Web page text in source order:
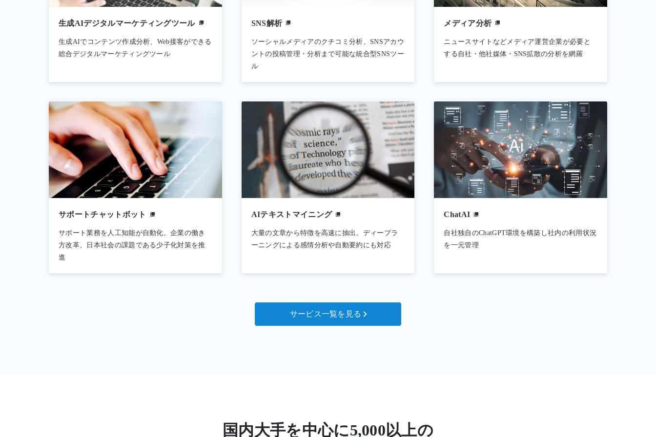
生成AIデジタルマーケティングツール
生成AIでコンテンツ作成分析、Web接客ができる
総合デジタルマーケティングツール
SNS解析
ソーシャルメディアのクチコミ分析、SNSアカウ
ントの投稿管理・分析まで可能な統合型SNSツー
ル
メディア分析
ニュースサイトなどメディア運営企業が必要と
する自社・他社媒体・SNS拡散の分析を網羅
サポートチャットボット
サポート業務を人工知能が自動化。企業の働き
方改革、日本社会の課題である少子化対策を推
進
AIテキストマイニング
大量の文章から特徴を高速に抽出。ディープラ
ーニングによる感情分析や自動要約にも対応
ChatAI
自社独自のChatGPT環境を構築し社内の利用状況
を一元管理
サービス一覧を見る
国内大手を中心に5,000以上の